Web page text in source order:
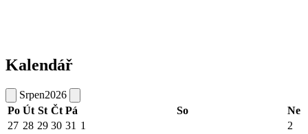
Kalendář
Srpen2026
Po Út St Čt Pá So
Ne
27 28 29 30 31 1 2